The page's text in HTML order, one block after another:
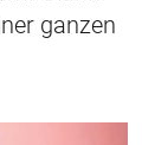
ganzen